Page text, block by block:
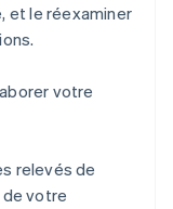
et le réexaminer
votre
relevés de
votre